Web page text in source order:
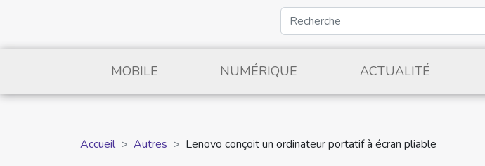
MOBILE NUMÉRIQUE ACTUALITÉ
Accueil Autres Lenovo conçoit un ordinateur portatif à écran pliable